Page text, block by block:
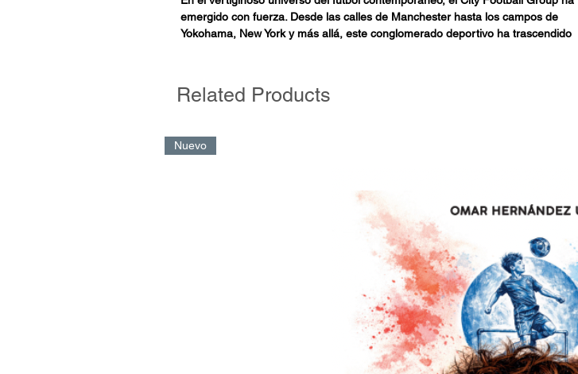
emergido con fuerza. Desde las calles de Manchester hasta los campos de
Yokohama, New York y más allá, este conglomerado deportivo ha trascendido
equipos bajo el estandarte del City Football Group. Desde los conceptos
distintivos que conforman la columna vertebral futbolística de estos equipos.
partir de las situaciones analizadas, te permitirán llevarlas a cabo mediante la
creación de patrones que serán adaptados a la realidad de tu equipo.
En el vertiginoso universo del fútbol contemporáneo, el City Football Group ha
emergido con fuerza. Desde las calles de Manchester hasta los campos de
Yokohama, New York y más allá, este conglomerado deportivo ha trascendido
las fronteras geográficas para redefinir el concepto mismo de juego.Este libro
te sumerge en el entramado táctico que define el juego de los equipos bajo el
estandarte del City Football Group. Desde los conceptos revolucionarios de
Pep Guardiola hasta las ejecuciones tácticas de Torrent, Muscat y compañía,
en estas páginas conocerás al detalle ciertos rasgos distintivos que conforman
Related Products
Nuevo